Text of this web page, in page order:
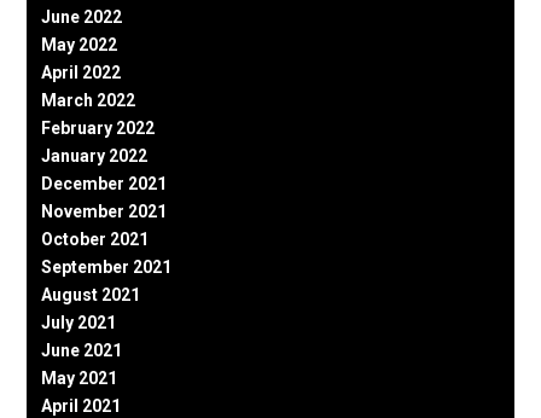
June 2022
May 2022
April 2022
March 2022
February 2022
January 2022
December 2021
November 2021
October 2021
September 2021
August 2021
July 2021
June 2021
May 2021
April 2021